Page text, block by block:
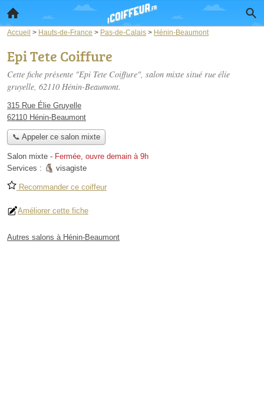
Accueil > Hauts-de-France > Pas-de-Calais > Hénin-Beaumont
Epi Tete Coiffure
Cette fiche présente "Epi Tete Coiffure", salon mixte situé rue élie
gruyelle, 62110 Hénin-Beaumont.
315 Rue Élie Gruyelle
62110 Hénin-Beaumont
📞 Appeler ce salon mixte
Salon mixte - Fermée, ouvre demain à 9h
Services :
visagiste
Recommander ce coiffeur
Améliorer cette fiche
Autres salons à Hénin-Beaumont